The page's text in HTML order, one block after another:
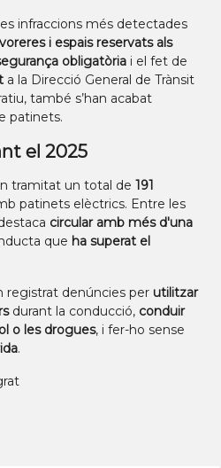
infraccions més detectades
i espais reservats als
obligatòria i el fet de
a la Direcció General de Trànsit
també s’han acabat
patinets.
el 2025
tramitat un total de 191
patinets elèctrics. Entre les
circular amb més d'una
que ha superat el
registrat denúncies per utilitzar
durant la conducció, conduir
o les drogues, i fer-ho sense
.